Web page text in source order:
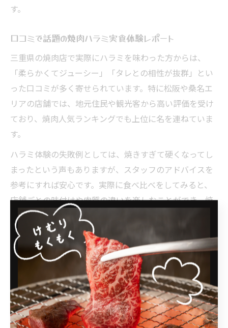
す。
口コミで話題の焼肉ハラミ実食体験レポート
三重県の焼肉店で実際にハラミを味わった方からは、
「柔らかくてジューシー」「タレとの相性が抜群」とい
った口コミが多く寄せられています。特に松阪や桑名エ
リアの店舗では、地元住民や観光客から高い評価を受け
ており、焼肉人気ランキングでも上位に名を連ねていま
す。
ハラミ体験の失敗例としては、焼きすぎて硬くなってし
まったという声もありますが、スタッフのアドバイスを
参考にすれば安心です。実際に食べ比べをしてみると、
店舗ごとの味付けや肉質の違いを楽しむことができ、焼
肉通も納得の一品に出会えるでしょう。
ハラミなら三重で堪能する贅沢時間
焼肉ハラミで三重の贅沢なひとときを過ごす